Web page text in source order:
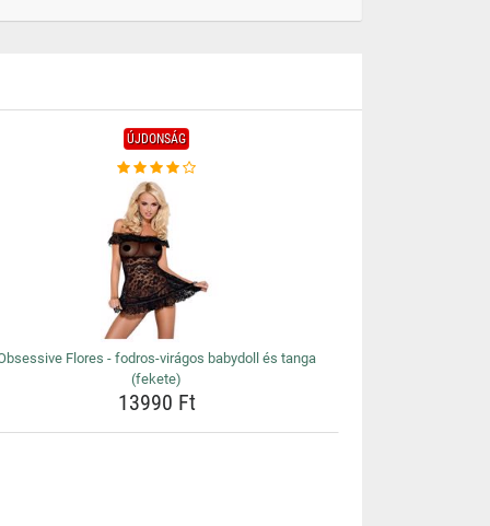
ÚJDONSÁG
Flores - fodros-virágos babydoll és tanga
(fekete)
13990 Ft